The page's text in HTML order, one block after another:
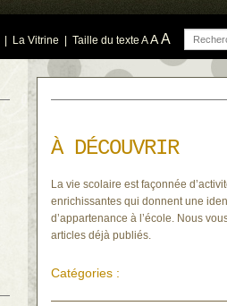
La Vitrine | Taille du texte A AA
À DÉCOUVRIR
La vie scolaire est façonnée
enrichissantes qui donnent une
d’appartenance à l’école. Nous
articles déjà publiés.
Catégories :